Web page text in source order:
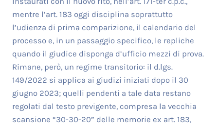
mentre l’art. 183 oggi disciplina soprattutto
l’udienza di prima comparizione, il calendario del
processo e, in un passaggio specifico, le repliche
quando il giudice disponga d’ufficio mezzi di prova.
Rimane, però, un regime transitorio: il d.lgs.
149/2022 si applica ai giudizi iniziati dopo il 30
giugno 2023; quelli pendenti a tale data restano
regolati dal testo previgente, compresa la vecchia
scansione “30-30-20” delle memorie ex art. 183,